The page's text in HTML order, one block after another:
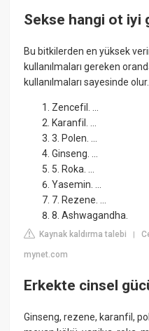
Sekse hangi ot iyi
Bu bitkilerden en yüksek
kullanılmaları gereken
kullanılmaları sayesinde olur.
Zencefil. ...
Karanfil. ...
3. Polen. ...
Ginseng. ...
5. Roka. ...
Yasemin. ...
7. Rezene. ...
8. Ashwagandha.
Kaynak kaldırma talebi |
mynet.com
Erkekte cinsel
Ginseng, rezene, karanfil,